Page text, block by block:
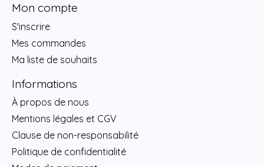
Mon compte
S'inscrire
Mes commandes
Ma liste de souhaits
Informations
À propos de nous
Mentions légales et CGV
Clause de non-responsabilité
Politique de confidentialité